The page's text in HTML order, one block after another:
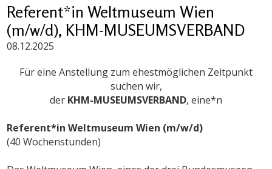
Referent*in Weltmuseum Wien
(m/w/d), KHM-MUSEUMSVERBAND
08.12.2025
Für eine Anstellung zum ehestmöglichen Zeitpunkt
suchen wir,
der KHM-MUSEUMSVERBAND, eine*n
Referent*in Weltmuseum Wien (m/w/d)
(40 Wochenstunden)